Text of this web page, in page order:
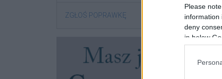
Please
information
deny
in below
ZGŁOŚ POPRAWKĘ